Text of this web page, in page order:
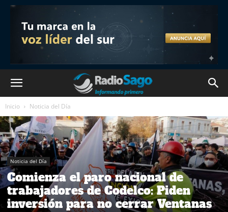
Inicio Noticia del Día
Noticia del Día
Comienza el paro nacional de
trabajadores de Codelco: Piden
inversión para no cerrar Ventanas